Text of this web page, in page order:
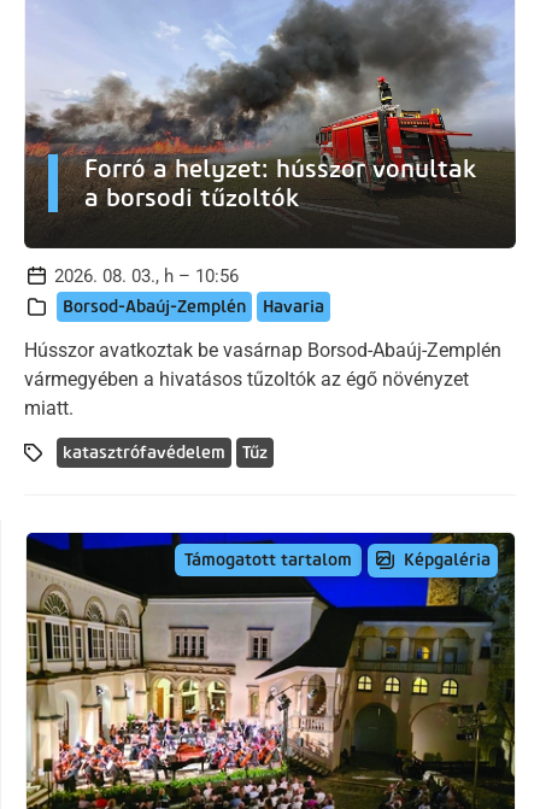
Forró a helyzet: hússzor vonultak
a borsodi tűzoltók
2026. 08. 03., h – 10:56
Borsod-Abaúj-Zemplén Havaria
Hússzor avatkoztak be vasárnap Borsod-Abaúj-Zemplén
vármegyében a hivatásos tűzoltók az égő növényzet
miatt.
katasztrófavédelem Tűz
Támogatott tartalom Képgaléria